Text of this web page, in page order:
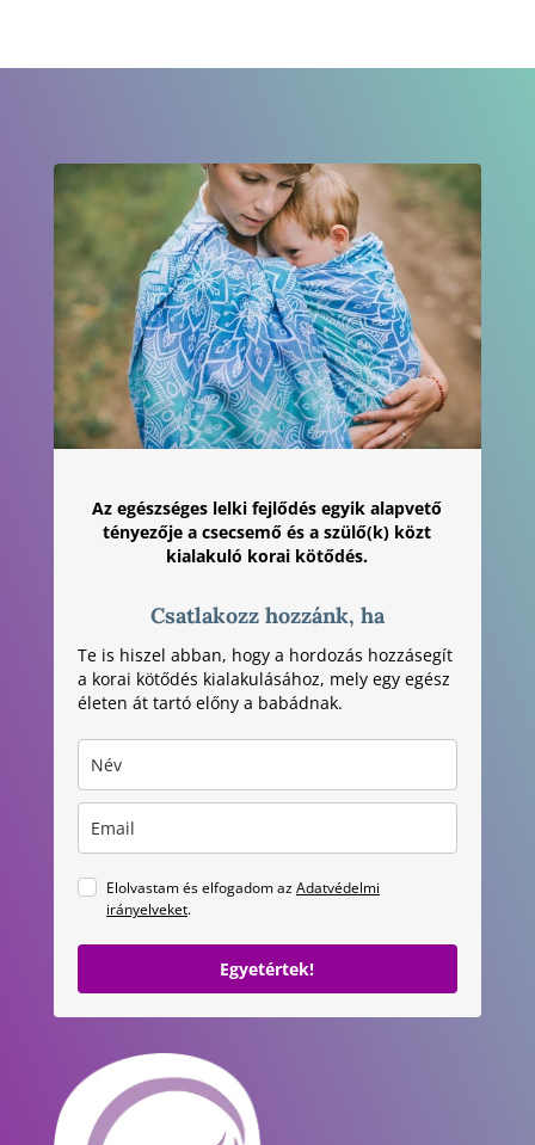
Az egészséges lelki fejlődés egyik alapvető
tényezője a csecsemő és a szülő(k) közt
kialakuló korai kötődés.
Csatlakozz hozzánk, ha
Te is hiszel abban, hogy a hordozás hozzásegít
a korai kötődés kialakulásához, mely egy egész
életen át tartó előny a babádnak.
Elolvastam és elfogadom azAdatvédelmi
irányelveket.
Egyetértek!